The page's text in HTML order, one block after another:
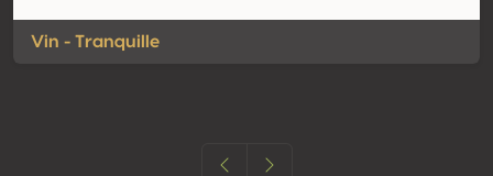
Vin - Tranquille